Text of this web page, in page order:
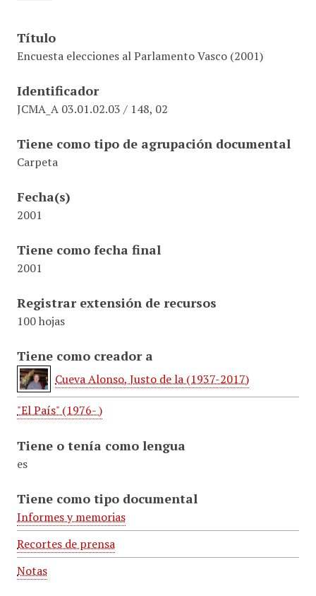
Título
Encuesta elecciones al Parlamento Vasco (2001)
Identificador
JCMA_A 03.01.02.03 / 148, 02
Tiene como tipo de agrupación documental
Carpeta
Fecha(s)
2001
Tiene como fecha final
2001
Registrar extensión de recursos
100 hojas
Tiene como creador a
Cueva Alonso, Justo de la (1937-2017)
"El País" (1976- )
Tiene o tenía como lengua
es
Tiene como tipo documental
Informes y memorias
Recortes de prensa
Notas